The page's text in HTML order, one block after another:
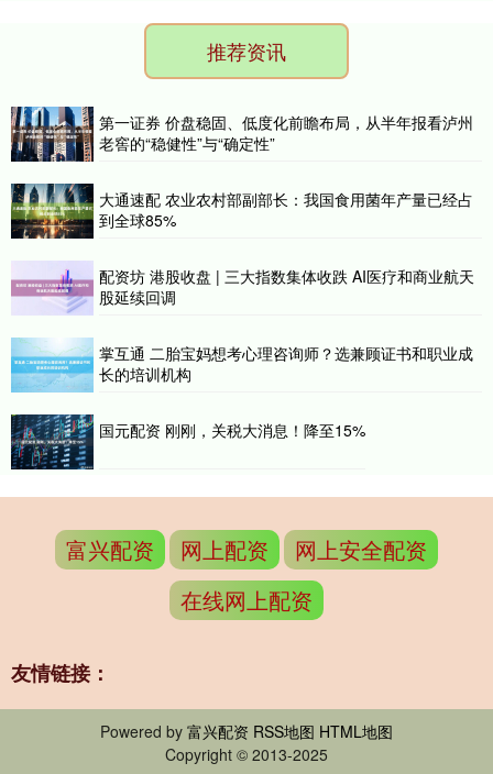
推荐资讯
第一证券 价盘稳固、低度化前瞻布局，从半年报看泸州
老窖的“稳健性”与“确定性”
大通速配 农业农村部副部长：我国食用菌年产量已经占
到全球85%
配资坊 港股收盘 | 三大指数集体收跌 AI医疗和商业航天
股延续回调
掌互通 二胎宝妈想考心理咨询师？选兼顾证书和职业成
长的培训机构
国元配资 刚刚，关税大消息！降至15%
富兴配资 网上配资
网上安全配资
在线网上配资
友情链接：
Powered by 富兴配资 RSS地图 HTML地图
Copyright © 2013-2025